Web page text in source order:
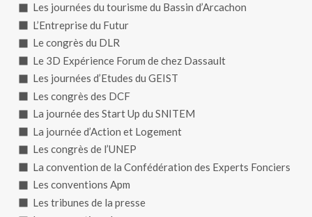
Les journées du tourisme du Bassin d’Arcachon
L’Entreprise du Futur
Le congrès du DLR
Le 3D Expérience Forum de chez Dassault
Les journées d’Etudes du GEIST
Les congrès des DCF
La journée des Start Up du SNITEM
La journée d’Action et Logement
Les congrès de l’UNEP
La convention de la Confédération des Experts Fonciers
Les conventions Apm
Les tribunes de la presse